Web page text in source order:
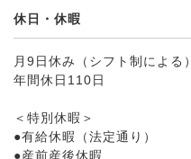
休日・休暇
月9日休み（シフト制による）
年間休日110日
＜特別休暇＞
●有給休暇（法定通り）
●産前産後休暇